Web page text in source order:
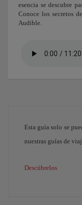
esencia se descubre
Conoce los secretos
Audible.
Esta guía solo se
nuestras guías de
Descúbrelos